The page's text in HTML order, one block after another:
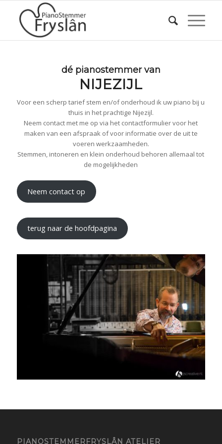
dé pianostemmer van
NIJEZIJL
Voor een scherp tarief stem en/of onderhoud ik uw piano bij u
thuis in het prachtige Nijezijl.
Neem contact met me op via het contactformulier voor het
maken van een afspraak of voor informatie over de uit te
voeren werkzaamheden.
Stemmen, intoneren en klein onderhoud behoren allemaal tot
de mogelijkheden
Neem contact op
terug naar de hoofdpagina
PIANOSTEMMERFRYSLÂN ATELIER